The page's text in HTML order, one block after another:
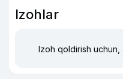
Izohlar
Izoh qoldirish uchun,